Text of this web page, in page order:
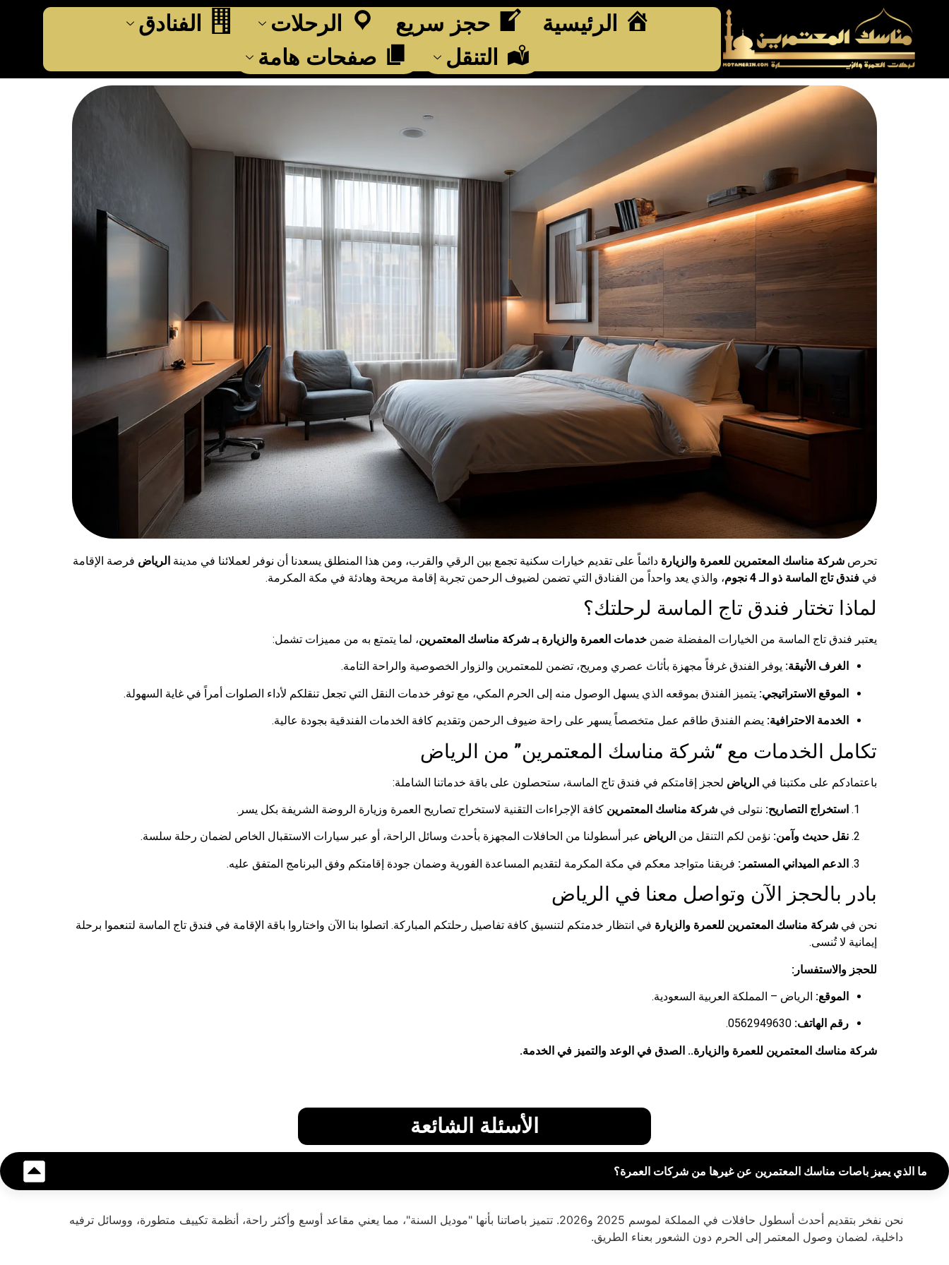
الرئيسية حجز سريع الرحلات
الفنادق
التنقل
صفحات هامة
تحرص شركة مناسك المعتمرين للعمرة والزيارة دائماً على تقديم خيارات سكنية تجمع بين الرقي والقرب، ومن هذا المنطلق يسعدنا أن نوفر لعملائنا في مدينة الرياض فرصة الإقامة
في فندق تاج الماسة ذو الـ 4 نجوم ، والذي يعد واحداً من الفنادق التي تضمن لضيوف الرحمن تجربة إقامة مريحة وهادئة في مكة المكرمة.
لماذا تختار فندق تاج الماسة لرحلتك؟
يعتبر فندق تاج الماسة من الخيارات المفضلة ضمن خدمات العمرة والزيارة بـ شركة مناسك المعتمرين، لما يتمتع به من مميزات تشمل:
الغرف الأنيقة: يوفر الفندق غرفاً مجهزة بأثاث عصري ومريح، تضمن للمعتمرين والزوار الخصوصية والراحة التامة.
الموقع الاستراتيجي: يتميز الفندق بموقعه الذي يسهل الوصول منه إلى الحرم المكي، مع توفر خدمات النقل التي تجعل تنقلكم لأداء الصلوات أمراً في غاية السهولة.
الخدمة الاحترافية: يضم الفندق طاقم عمل متخصصاً يسهر على راحة ضيوف الرحمن وتقديم كافة الخدمات الفندقية بجودة عالية.
تكامل الخدمات مع “شركة مناسك المعتمرين” من الرياض
باعتمادكم على مكتبنا في الرياض لحجز إقامتكم في فندق تاج الماسة، ستحصلون على باقة خدماتنا الشاملة:
استخراج التصاريح: نتولى في شركة مناسك المعتمرين كافة الإجراءات التقنية لاستخراج تصاريح العمرة وزيارة الروضة الشريفة بكل يسر.
نقل حديث وآمن: نؤمن لكم التنقل من الرياض عبر أسطولنا من الحافلات المجهزة بأحدث وسائل الراحة، أو عبر سيارات الاستقبال الخاص لضمان رحلة سلسة.
الدعم الميداني المستمر: فريقنا متواجد معكم في مكة المكرمة لتقديم المساعدة الفورية وضمان جودة إقامتكم وفق البرنامج المتفق عليه.
بادر بالحجز الآن وتواصل معنا في الرياض
نحن في شركة مناسك المعتمرين للعمرة والزيارة في انتظار خدمتكم لتنسيق كافة تفاصيل رحلتكم المباركة. اتصلوا بنا الآن واختاروا باقة الإقامة في فندق تاج الماسة لتنعموا برحلة
إيمانية لا تُنسى.
للحجز والاستفسار:
الموقع: الرياض – المملكة العربية السعودية.
رقم الهاتف:
شركة مناسك المعتمرين للعمرة والزيارة.. الصدق في الوعد والتميز في الخدمة.
الأسئلة الشائعة
ما الذي يميز باصات مناسك المعتمرين عن غيرها من شركات العمرة؟
نحن نفخر بتقديم أحدث أسطول حافلات في المملكة لموسم 2025 و2026. تتميز باصاتنا بأنها "موديل السنة"، مما يعني مقاعد أوسع وأكثر راحة، أنظمة تكييف متطورة، ووسائل ترفيه
داخلية، لضمان وصول المعتمر إلى الحرم دون الشعور بعناء الطريق.